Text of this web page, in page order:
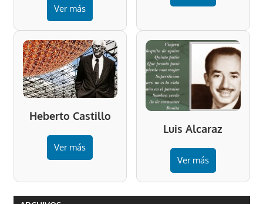
Ver más
Heberto Castillo
Ver más
Luis Alcaraz
Ver más